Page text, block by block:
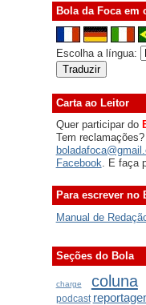
Bola da Foca em
Escolha a língua:
Carta ao Leitor
Quer participar do
Tem
Facebook . E faça
Para escrever no
Manual de
Seções do Bola
charge coluna
podcast